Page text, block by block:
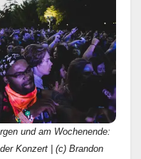
und am Wochenende:
Konzert | (c) Brandon